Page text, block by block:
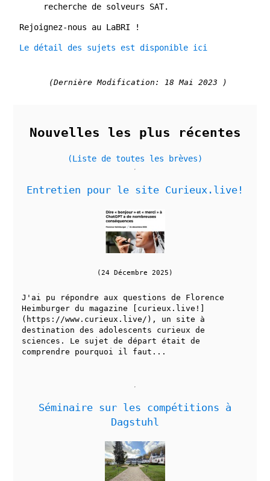
Nouvelles les plus récentes
(Liste de toutes les brèves)
Entretien pour le site Curieux.live!
(24 Décembre 2025)
J'ai pu répondre aux questions de Florence
Heimburger du magazine [curieux.live!]
(https://www.curieux.live/), un site à
destination des adolescents curieux de
sciences. Le sujet de départ était de
comprendre pourquoi il faut...
Séminaire sur les compétitions à
Dagstuhl
recherche de solveurs SAT.
Rejoignez-nous au LaBRI !
Le détail des sujets est disponible ici
(Dernière Modification: 18 Mai 2023 )